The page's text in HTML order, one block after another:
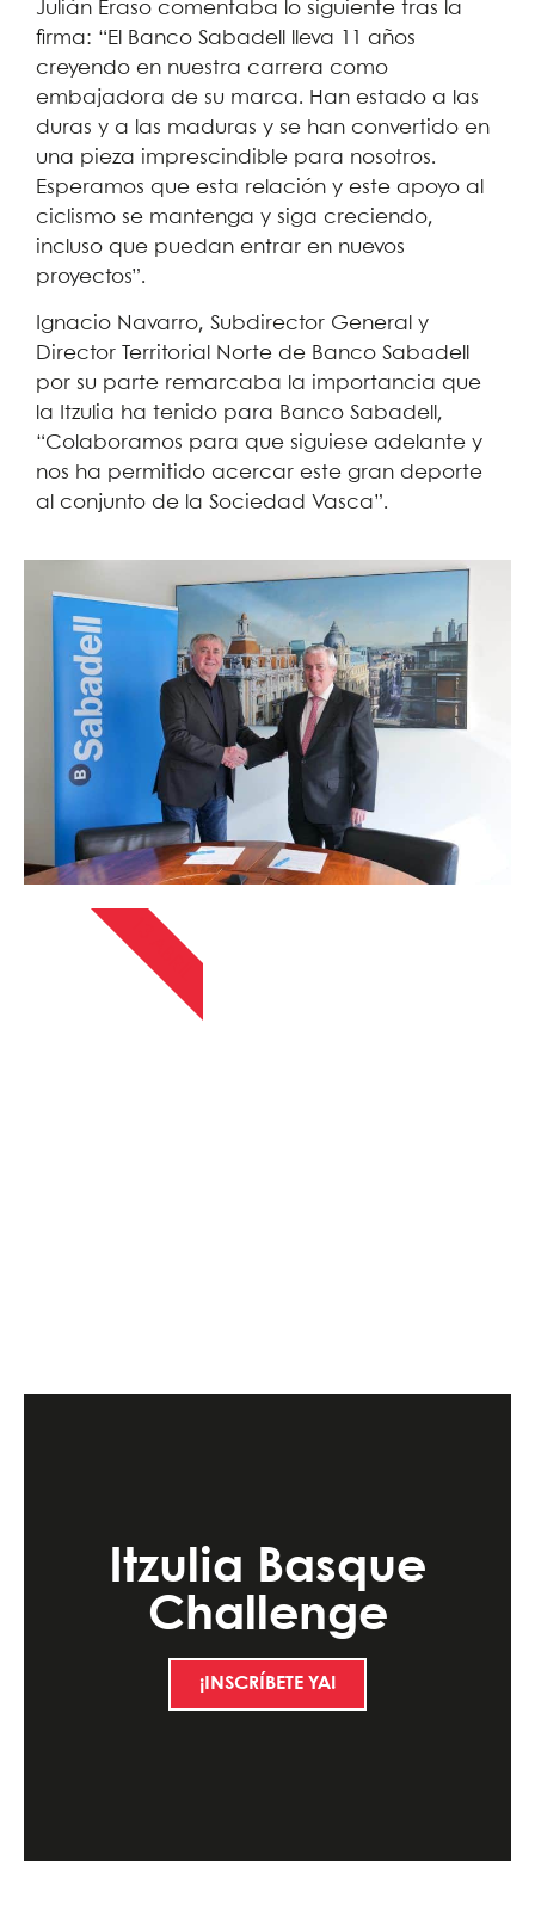
Julián Eraso comentaba lo siguiente tras la
firma: “El Banco Sabadell lleva 11 años
creyendo en nuestra carrera como
embajadora de su marca. Han estado a las
duras y a las maduras y se han convertido en
una pieza imprescindible para nosotros.
Esperamos que esta relación y este apoyo al
ciclismo se mantenga y siga creciendo,
incluso que puedan entrar en nuevos
proyectos”.
Ignacio Navarro, Subdirector General y
Director Territorial Norte de Banco Sabadell
por su parte remarcaba la importancia que
la Itzulia ha tenido para Banco Sabadell,
“Colaboramos para que siguiese adelante y
nos ha permitido acercar este gran deporte
al conjunto de la Sociedad Vasca”.
Itzulia Basque
Challenge
¡INSCRÍBETE YA!
13 ABRIL